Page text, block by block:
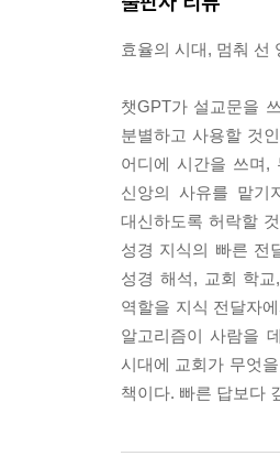
---『06_“AI 시대의
메타버스와 온라인
한다. 이는 물리적 현
m)’의 위험이 있다.
던 것처럼, 오늘날의
브로 유명 목회자의
든다.
---『09_“메타버스와 온
효율의 시대, 멈춰 선
챗GPT가 설교문을
분별하고 사용할 것
어디에 시간을 쓰며,
신앙의 사유를 맡기
대신하도록 허락할
성경 지식의 빠른 전
성경 해석, 교회 학
역할을 지식 전달자
알고리즘이 사람을
시대에 교회가 무엇
책이다. 빠른 답보다